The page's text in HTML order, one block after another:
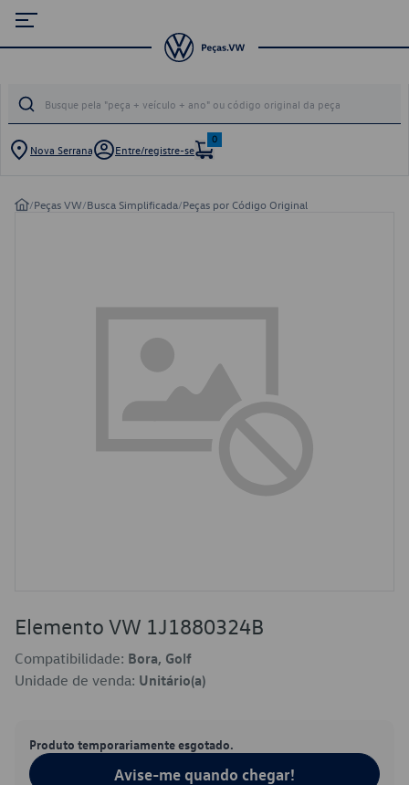
Nova Serrana Entre/registre-se
0
/Peças VW/Busca Simplificada/Peças por Código Original
Elemento VW 1J1880324B
Compatibilidade: Bora, Golf
Unidade de venda: Unitário(a)
Produto temporariamente esgotado.
Avise-me quando chegar!